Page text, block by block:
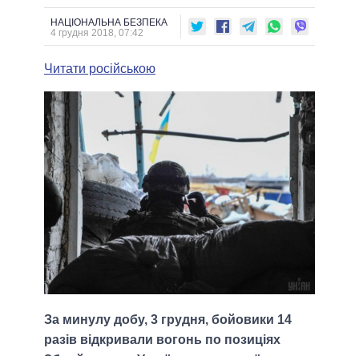
ДАЙДЖЕСТИ
ВЕРХОВНА РАДА
КАБІНЕТ МІНІСТРІВ
ГОЛОВИ ОБЛАДМІНІСТРАЦІЙ
МЕРИ МІСТ
ВСІ ПЕРСОНИ
ВІДЕО
ПІДТРИМАТИ
ПОРІВНЯННЯ ПОЛІТИКІВ
НАЦІОНАЛЬНА БЕЗПЕКА
4 грудня 2018, 07:42
Читати російською
За минулу добу, 3 грудня, бойовики 14
разів відкривали вогонь по позиціях